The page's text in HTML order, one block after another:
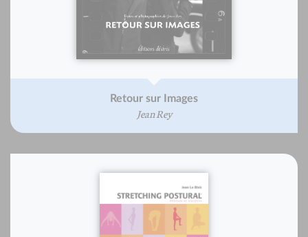
Retour sur Images
Jean Rey